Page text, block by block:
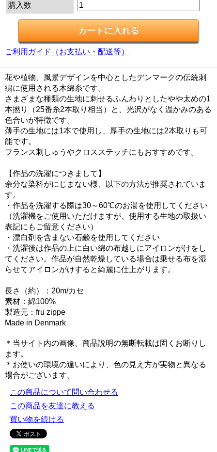
購入数
ご利用ガイド（お支払い・配送等）
花や植物、風景デザインを中心としたデンマークの伝統刺
繍に使用される木綿糸です。
さまざまな種類の生地に刺せるふんわりとしたやや太めの1
本撚り（25番糸2本取り相当）と、光沢がなく温かみのある
色合いが特徴です。
薄手の生地には1本で使用し、厚手の生地には2本取りも可
能です。
フランス刺しゅうやクロスステッチにもおすすめです。
【作品の洗濯につきまして】
余分な染料がにじまない様、以下の方法が推奨されていま
す。
・作品を洗濯する際は30～60℃のお湯を使用してください
（洗濯機をご使用いただけますが、使用する生地の取扱い
表記にもご留意ください）
・漂白剤を含まない石鹸を使用してください
・洗濯後は作品の上に白い綿の布越しにアイロンがけをし
てください。作品が自然乾燥している場合は乗せる布を湿
らせてアイロンがけすると綺麗に仕上がります。
長さ（約）：20m/カセ
素材：綿100%
製造元：fru zippe
Made in Denmark
＊当サイト内の画像、商品説明の無断転載は固くお断りし
ます。
＊お使いの環境の違いにより、色の見え方が実物と異なる
場合がございます。
この商品について問い合わせる
この商品を友達に教える
買い物を続ける